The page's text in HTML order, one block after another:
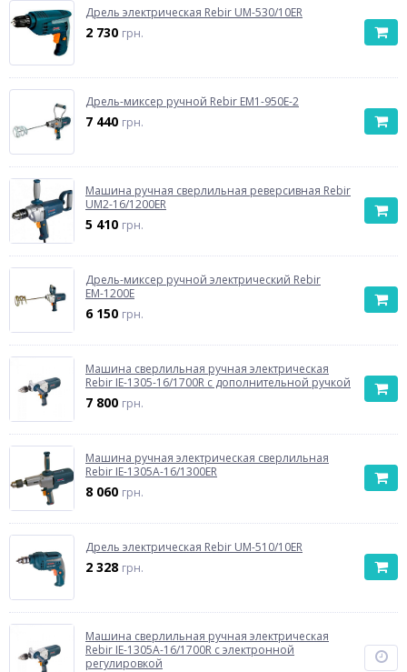
Дрель электрическая Rebir UM-530/10ER
2 730 грн.
Дрель-миксер ручной Rebir EM1-950E-2
7 440 грн.
Машина ручная сверлильная реверсивная Rebir
UM2-16/1200ER
5 410 грн.
Дрель-миксер ручной электрический Rebir
ЕМ-1200E
6 150 грн.
Машина сверлильная ручная электрическая
Rebir IE-1305-16/1700R с дополнительной ручкой
7 800 грн.
Машина ручная электрическая сверлильная
Rebir IE-1305A-16/1300ER
8 060 грн.
Дрель электрическая Rebir UM-510/10ER
2 328 грн.
Машина сверлильная ручная электрическая
Rebir IE-1305A-16/1700R с электронной
регулировкой